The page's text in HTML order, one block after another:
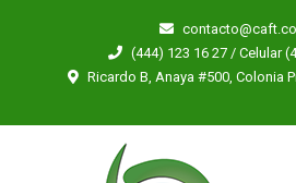
(444) 123 16 27 / Celular
Ricardo B, Anaya #500, Colonia